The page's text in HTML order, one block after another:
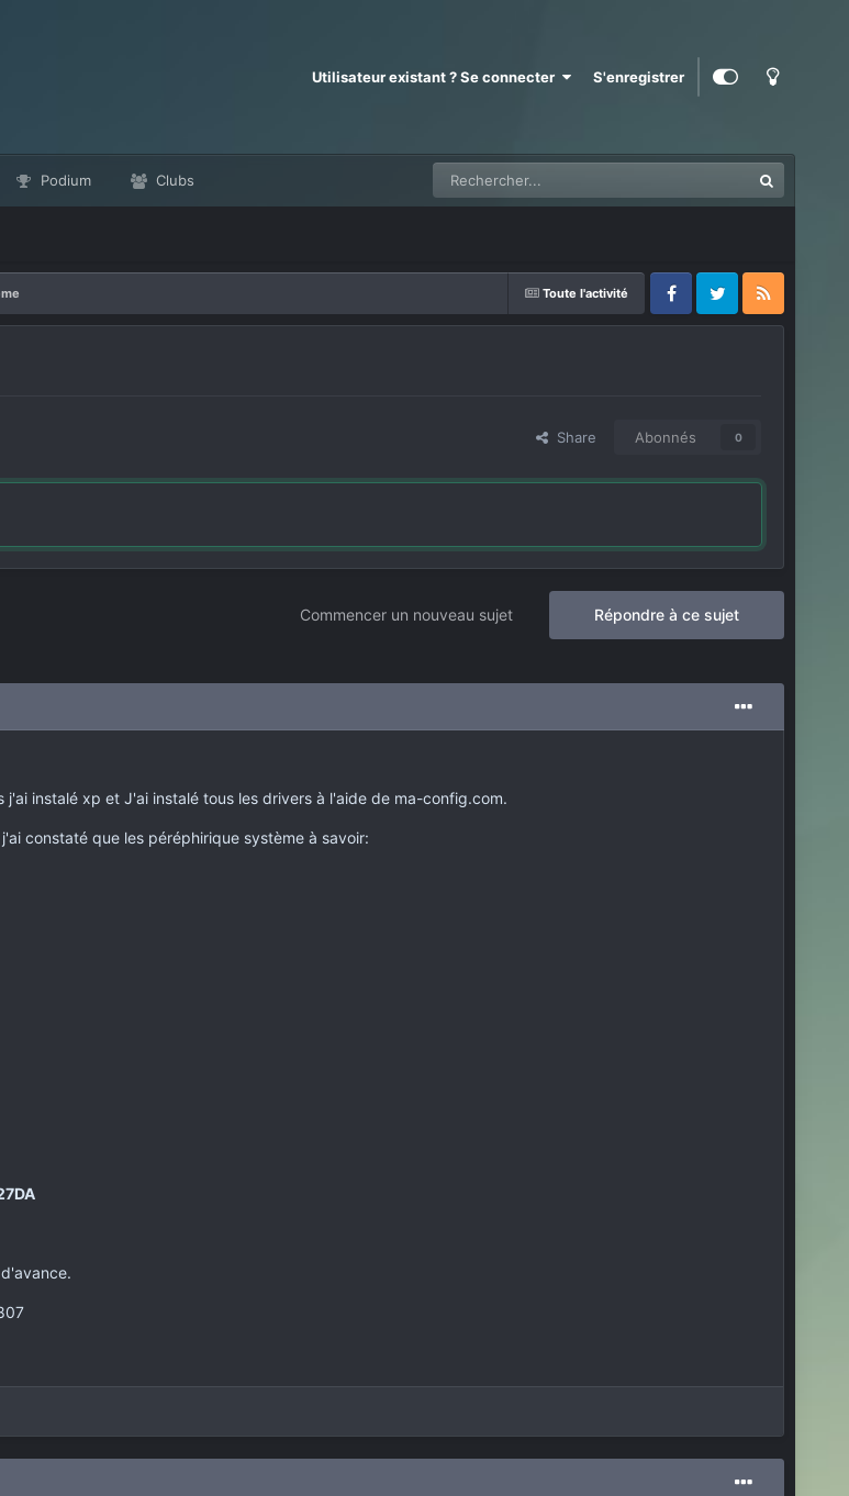
Utilisateur existant ? Se connecter S'enregistrer
Podium Clubs
Toute l'activité
FacebookTwitter RSS
Share Abonnés 0
Répondre à ce sujet
Commencer un nouveau sujet
instalé xp et J'ai instalé tous les drivers à l'aide de ma-config.com.
constaté que les péréphirique système à savoir: